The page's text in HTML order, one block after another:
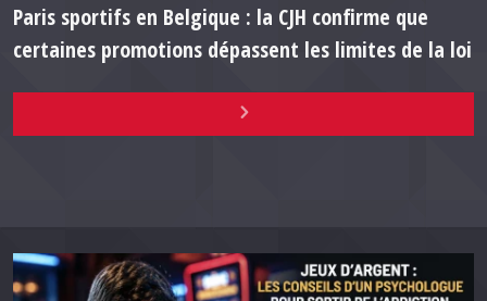
Paris sportifs en Belgique : la CJH confirme que
certaines promotions dépassent les limites de la loi